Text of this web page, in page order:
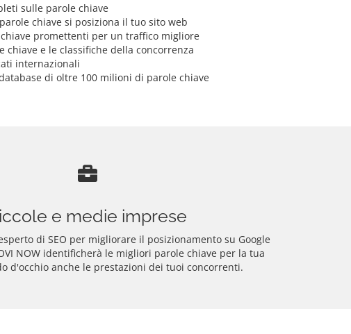
sulle parole chiave
chiave si posiziona il tuo sito web
promettenti per un traffico migliore
chiave e le classifiche della concorrenza
internazionali
di oltre 100 milioni di parole chiave
e medie imprese
di SEO per migliorare il posizionamento su Google
NOW identificherà le migliori parole chiave per la tua
d'occhio anche le prestazioni dei tuoi concorrenti.